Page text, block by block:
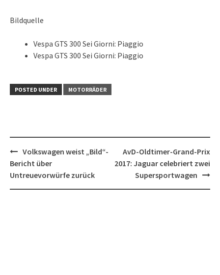
Bildquelle
Vespa GTS 300 Sei Giorni: Piaggio
Vespa GTS 300 Sei Giorni: Piaggio
POSTED UNDER MOTORRÄDER
Post
navigation
Volkswagen weist „Bild“-
Bericht über
Untreuevorwürfe zurück
AvD-Oldtimer-Grand-Prix
2017: Jaguar celebriert zwei
Supersportwagen